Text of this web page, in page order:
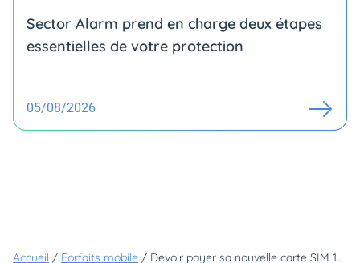
Sector Alarm prend en charge deux étapes
essentielles de votre protection
05/08/2026
Accueil / Forfaits mobile / Devoir payer sa nouvelle carte SIM 10€ ? Pas chez ces opérateurs qui l'offrent pour seulement 1€